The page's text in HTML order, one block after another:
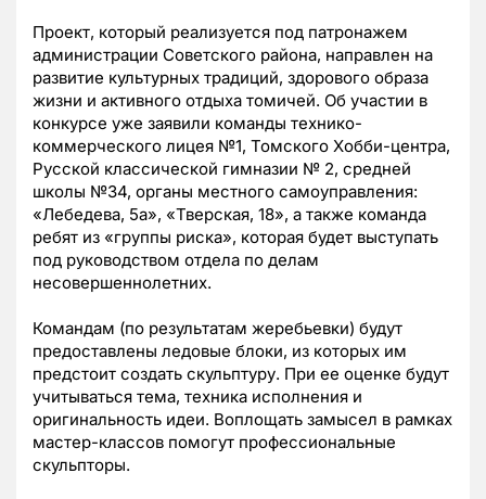
Проект, который реализуется под патронажем
администрации Советского района, направлен на
развитие культурных традиций, здорового образа
жизни и активного отдыха томичей. Об участии в
конкурсе уже заявили команды технико-
коммерческого лицея №1, Томского Хобби-центра,
Русской классической гимназии № 2, средней
школы №34, органы местного самоуправления:
«Лебедева, 5а», «Тверская, 18», а также команда
ребят из «группы риска», которая будет выступать
под руководством отдела по делам
несовершеннолетних.
Командам (по результатам жеребьевки) будут
предоставлены ледовые блоки, из которых им
предстоит создать скульптуру. При ее оценке будут
учитываться тема, техника исполнения и
оригинальность идеи. Воплощать замысел в рамках
мастер-классов помогут профессиональные
скульпторы.